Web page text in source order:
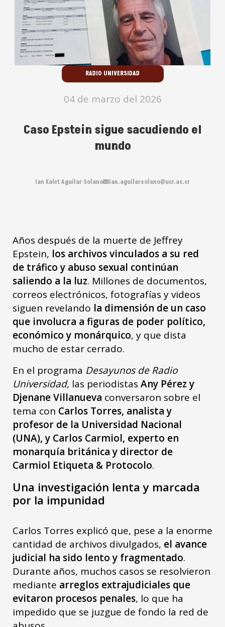
RADIO UNIVERSIDAD
04 de marzo del 2026
Caso Epstein sigue sacudiendo el
mundo
Ian Kalet Aguilar Solano ian.aguilarsolano@ucr.ac.cr
Años después de la muerte de Jeffrey
Epstein, los archivos vinculados a su red
de tráfico y abuso sexual continúan
saliendo a la luz. Millones de documentos,
correos electrónicos, fotografías y videos
siguen revelando la dimensión de un caso
que involucra a figuras de poder político,
económico y monárquico, y que dista
mucho de estar cerrado.
En el programa Desayunos de Radio
Universidad, las periodistas Any Pérez y
Djenane Villanueva conversaron sobre el
tema con Carlos Torres, analista y
profesor de la Universidad Nacional
(UNA), y Carlos Carmiol, experto en
monarquía británica y director de
Carmiol Etiqueta & Protocolo.
Una investigación lenta y marcada
por la impunidad
Carlos Torres explicó que, pese a la enorme
cantidad de archivos divulgados, el avance
judicial ha sido lento y fragmentado.
Durante años, muchos casos se resolvieron
mediante arreglos extrajudiciales que
evitaron procesos penales, lo que ha
impedido que se juzgue de fondo la red de